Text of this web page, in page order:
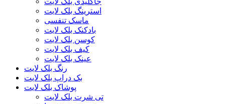
استرینگ بلک لایت
ماسک تنفسی
بادکنک بلک لایت
کوسن بلک لایت
کیف بلک لایت
عینک بلک لایت
رنگ بلک لایت
بک دراپ بلک لایت
پوشاک بلک لایت
تی شرت بلک لایت